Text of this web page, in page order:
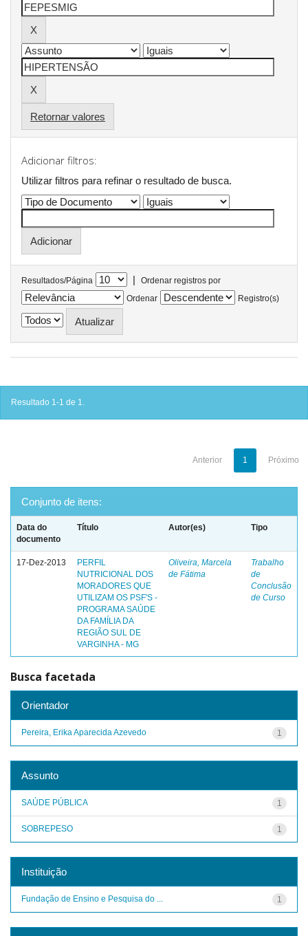
Retornar valores
Adicionar filtros:
Utilizar filtros para refinar o resultado de busca.
Resultados/Página |
Ordenar registros por
Ordenar
Registro(s)
Resultado 1-1 de 1.
Anterior 1 Próximo
Conjunto de itens:
Data do
documento
Título Autor(es) Tipo
17-Dez-2013
PERFIL
NUTRICIONAL DOS
MORADORES QUE
UTILIZAM OS PSF'S -
PROGRAMA SAÚDE
DA FAMÍLIA DA
REGIÃO SUL DE
VARGINHA - MG
Oliveira, Marcela
de Fátima
Trabalho
de
Conclusão
de Curso
Busca facetada
Orientador
1
Pereira, Erika Aparecida Azevedo
Assunto
1
SAÚDE PÚBLICA
1
SOBREPESO
Instituição
1
Fundação de Ensino e Pesquisa do ...